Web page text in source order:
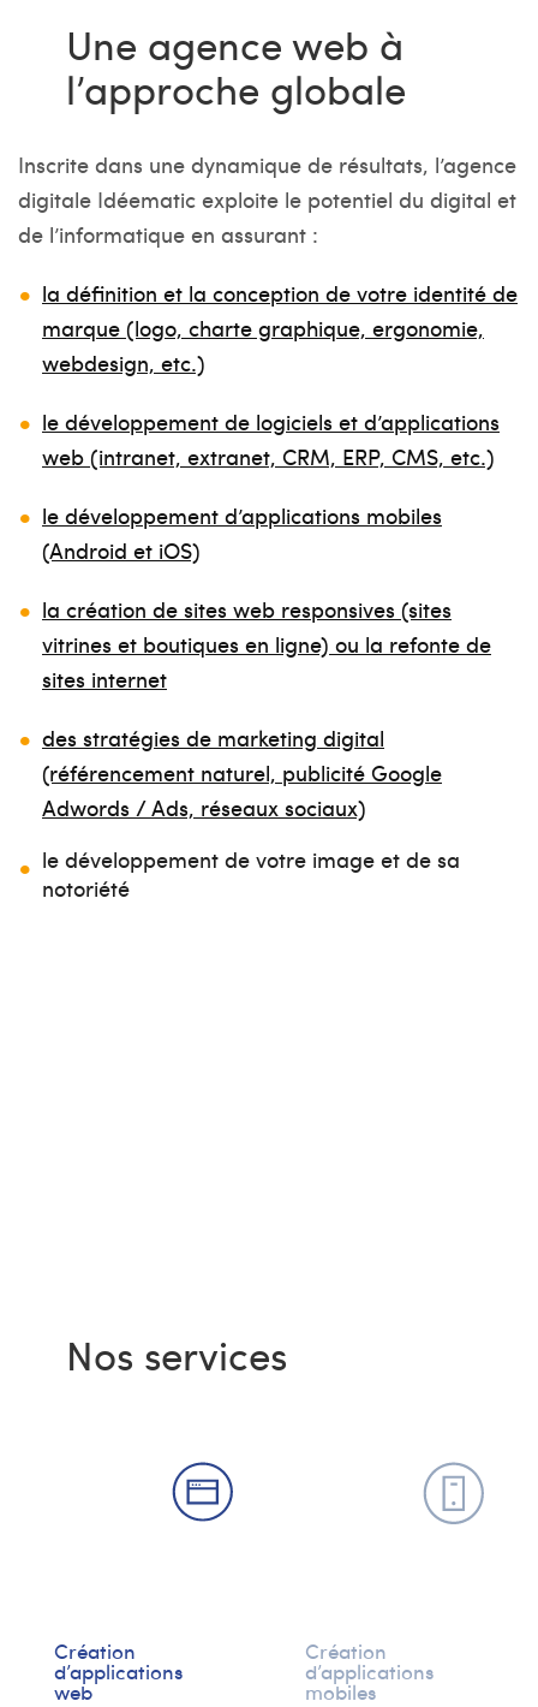
Une agence web à
l’approche globale
Inscrite dans une dynamique de résultats, l’agence
digitale Idéematic exploite le potentiel du digital et
de l’informatique en assurant :
la définition et la conception de votre identité de
marque (logo, charte graphique, ergonomie,
webdesign, etc.)
le développement de logiciels et d’applications
web (intranet, extranet, CRM, ERP, CMS, etc.)
le développement d’applications mobiles
(Android et iOS)
la création de sites web responsives (sites
vitrines et boutiques en ligne) ou la refonte de
sites internet
des stratégies de marketing digital
(référencement naturel, publicité Google
Adwords / Ads, réseaux sociaux)
le développement de votre image et de sa
notoriété
Nos services
Création
d’applications
web
Création
d’applications
mobiles